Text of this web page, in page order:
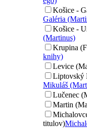
Košice -
Galéria
Košice -
(Martinus)
Krupina
knihy)
Levice
Liptovský
Mikuláš
Lučenec
Martin
titulov)